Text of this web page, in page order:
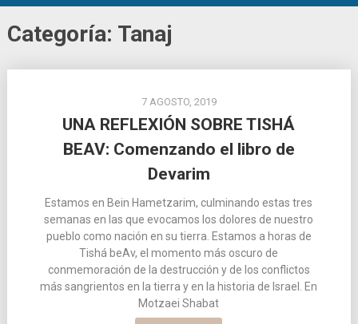
Categoría: Tanaj
7 AGOSTO, 2019
UNA REFLEXIÓN SOBRE TISHÁ
BEAV: Comenzando el libro de
Devarim
Estamos en Bein Hametzarim, culminando estas tres
semanas en las que evocamos los dolores de nuestro
pueblo como nación en su tierra. Estamos a horas de
Tishá beAv, el momento más oscuro de
conmemoración de la destrucción y de los conflictos
más sangrientos en la tierra y en la historia de Israel. En
Motzaei Shabat